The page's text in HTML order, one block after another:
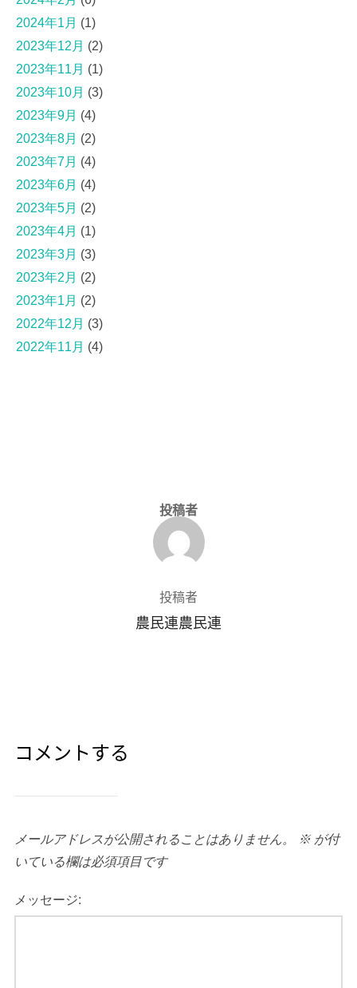
2024年1月 (1)
2023年12月 (2)
2023年11月 (1)
2023年10月 (3)
2023年9月 (4)
2023年8月 (2)
2023年7月 (4)
2023年6月 (4)
2023年5月 (2)
2023年4月 (1)
2023年3月 (3)
2023年2月 (2)
2023年1月 (2)
2022年12月 (3)
2022年11月 (4)
投稿者
投稿者
農民連農民連
コメントする
メールアドレスが公開されることはありません。 ※が付
いている欄は必須項目です
メッセージ: